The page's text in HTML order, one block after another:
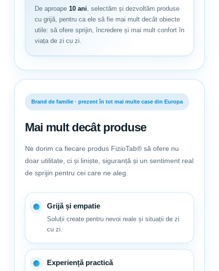
De aproape 10 ani , selectăm și dezvoltăm produse
cu grijă, pentru ca ele să fie mai mult decât obiecte
utile: să ofere sprijin, încredere și mai mult confort în
viața de zi cu zi.
Brand de familie · prezent în tot mai multe case din Europa
Mai mult decât produse
Ne dorim ca fiecare produs FizioTab® să ofere nu
doar utilitate, ci și liniște, siguranță și un sentiment real
de sprijin pentru cei care ne aleg.
Grijă și empatie
Soluții create pentru nevoi reale și situații de zi
cu zi.
Experiență practică